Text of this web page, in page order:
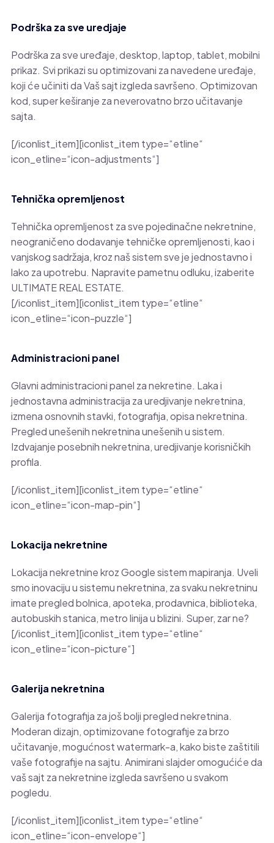
Podrška za sve uredjaje
Podrška za sve uređaje, desktop, laptop, tablet, mobilni
prikaz. Svi prikazi su optimizovani za navedene uređaje,
koji će učiniti da Vaš sajt izgleda savršeno. Optimizovan
kod, super keširanje za neverovatno brzo učitavanje
sajta.
[/iconlist_item][iconlist_item type=“etline“
icon_etline=“icon-adjustments“]
Tehnička opremljenost
Tehnička opremljenost za sve pojedinačne nekretnine,
neograničeno dodavanje tehničke opremljenosti, kao i
vanjskog sadržaja, kroz naš sistem sve je jednostavno i
lako za upotrebu. Napravite pametnu odluku, izaberite
ULTIMATE REAL ESTATE.
[/iconlist_item][iconlist_item type=“etline“
icon_etline=“icon-puzzle“]
Administracioni panel
Glavni administracioni panel za nekretine. Laka i
jednostavna administracija za uredjivanje nekretnina,
izmena osnovnih stavki, fotografija, opisa nekretnina.
Pregled unešenih nekretnina unešenih u sistem.
Izdvajanje posebnih nekretnina, uredjivanje korisničkih
profila.
[/iconlist_item][iconlist_item type=“etline“
icon_etline=“icon-map-pin“]
Lokacija nekretnine
Lokacija nekretnine kroz Google sistem mapiranja. Uveli
smo inovaciju u sistemu nekretnina, za svaku nekretninu
imate pregled bolnica, apoteka, prodavnica, biblioteka,
autobuskih stanica, metro linija u blizini. Super, zar ne?
[/iconlist_item][iconlist_item type=“etline“
icon_etline=“icon-picture“]
Galerija nekretnina
Galerija fotografija za još bolji pregled nekretnina.
Moderan dizajn, optimizovane fotografije za brzo
učitavanje, mogućnost watermark-a, kako biste zaštitili
vaše fotografije na sajtu. Animirani slajder omogućiće da
vaš sajt za nekretnine izgleda savršeno u svakom
pogledu.
[/iconlist_item][iconlist_item type=“etline“
icon_etline=“icon-envelope“]